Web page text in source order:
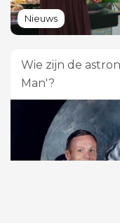
Nieuws
Wie zijn de
Man'?